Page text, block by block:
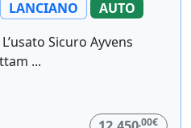
LANCIANO
AUTO
Sicuro Ayvens
...
,00€